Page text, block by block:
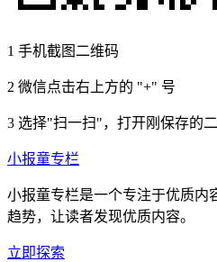
1 手机截图二维码
2 微信点击右上方的 "+" 号
3 选择"扫一扫"，打开刚保存的
小报童专栏
小报童专栏是一个专注于优质内
趋势，让读者发现优质内容。
立即探索